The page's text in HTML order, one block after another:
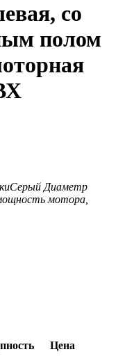
со
полом
Серый Диаметр
мотора,
Цена